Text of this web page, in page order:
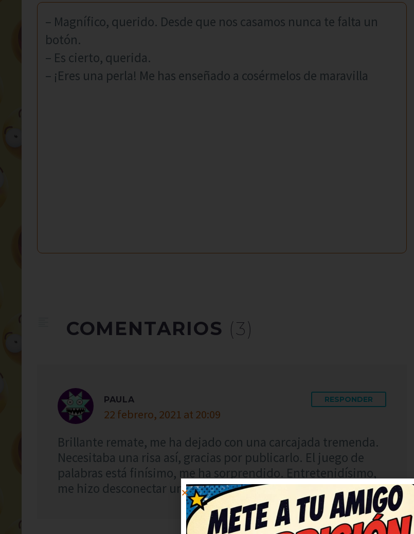
– Magnífico, querido. Desde que nos casamos nunca te falta un
botón.
– Es cierto, querida.
– ¡Eres una perla! Me has enseñado a cosérmelos de maravilla
COMENTARIOS (3)
PAULA
22 febrero, 2021 at 20:09
RESPONDER
Brillante remate, me ha dejado con una carcajada tremenda.
Necesitaba una risa así, gracias por publicarlo. El juego de
palabras está finísimo, me ha sorprendido. Entretenidísimo,
me hizo desconectar un rato.